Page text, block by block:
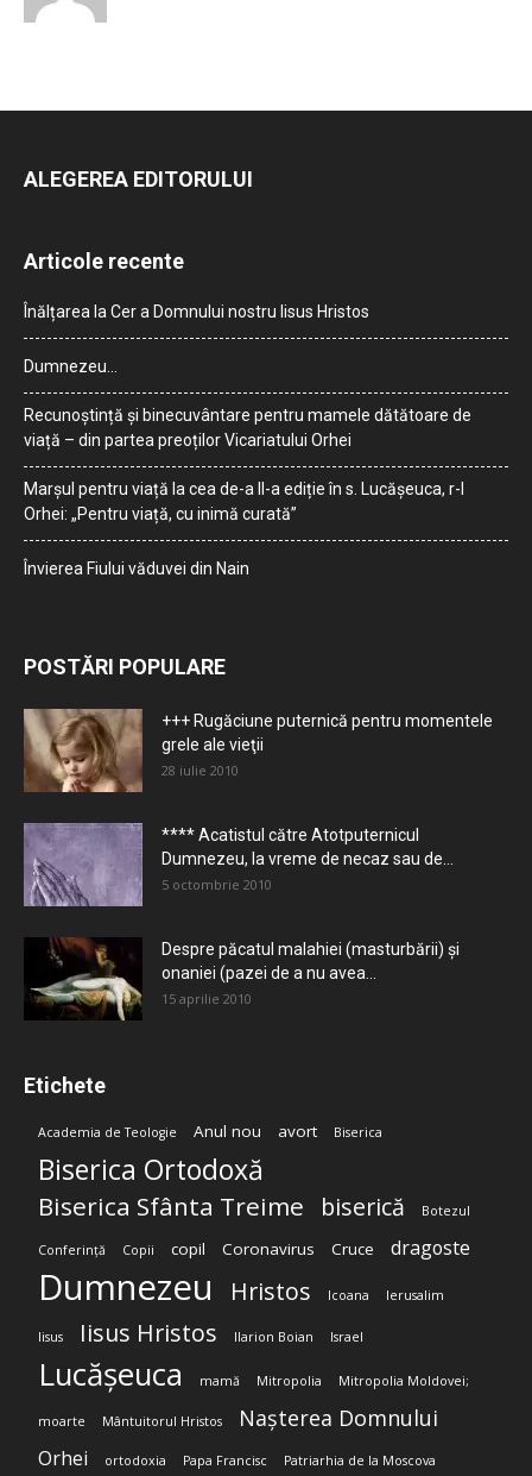
ALEGEREA EDITORULUI
Articole recente
Înălțarea la Cer a Domnului nostru Iisus Hristos
Dumnezeu…
Recunoștință și binecuvântare pentru mamele dătătoare de
viață – din partea preoților Vicariatului Orhei
Marșul pentru viață la cea de-a II-a ediție în s. Lucășeuca, r-l
Orhei: „Pentru viață, cu inimă curată”
Învierea Fiului văduvei din Nain
POSTĂRI POPULARE
+++ Rugăciune puternică pentru momentele
grele ale vieţii
28 iulie 2010
**** Acatistul către Atotputernicul
Dumnezeu, la vreme de necaz sau de...
5 octombrie 2010
Despre păcatul malahiei (masturbării) şi
onaniei (pazei de a nu avea...
15 aprilie 2010
Etichete
Academia de Teologie Anul nou avort Biserica
Biserica Ortodoxă
Biserica Sfânta Treime biserică Botezul
Conferință Copii copil Coronavirus Cruce dragoste
Dumnezeu Hristos Icoana Ierusalim
Iisus Iisus Hristos Ilarion Boian Israel
Lucășeuca mamă Mitropolia Mitropolia Moldovei;
moarte Mântuitorul Hristos Nașterea Domnului
Orhei ortodoxia Papa Francisc Patriarhia de la Moscova